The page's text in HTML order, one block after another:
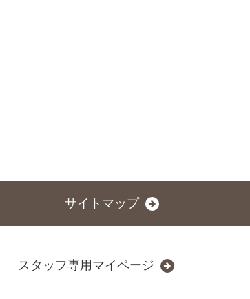
サイトマップ
スタッフ専用マイページ